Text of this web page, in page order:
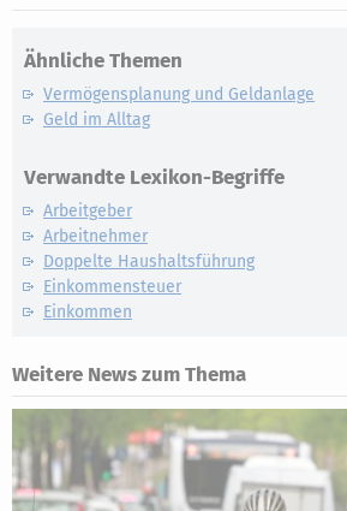
Ähnliche Themen
Vermögensplanung und Geldanlage
Geld im Alltag
Verwandte Lexikon-Begriffe
Arbeitgeber
Arbeitnehmer
Doppelte Haushaltsführung
Einkommensteuer
Einkommen
Weitere News zum Thema